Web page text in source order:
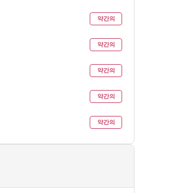
약간의
약간의
약간의
약간의
약간의